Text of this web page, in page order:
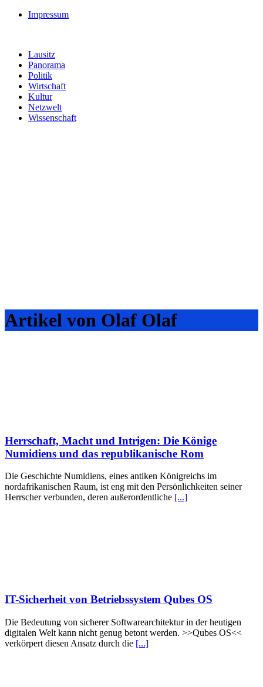
Impressum
Lausitz
Panorama
Politik
Wirtschaft
Kultur
Netzwelt
Wissenschaft
Artikel von Olaf Olaf
Herrschaft, Macht und Intrigen: Die Könige
Numidiens und das republikanische Rom
Die Geschichte Numidiens, eines antiken Königreichs im
nordafrikanischen Raum, ist eng mit den Persönlichkeiten seiner
Herrscher verbunden, deren außerordentliche [...]
IT-Sicherheit von Betriebssystem Qubes OS
Die Bedeutung von sicherer Softwarearchitektur in der heutigen
digitalen Welt kann nicht genug betont werden. >>Qubes OS<<
verkörpert diesen Ansatz durch die [...]